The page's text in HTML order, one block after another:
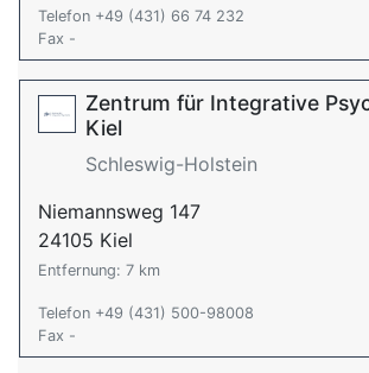
Telefon +49 (431) 66 74 232
Fax -
Zentrum für Integrative
Kiel
Schleswig-Holstein
Niemannsweg 147
24105 Kiel
Entfernung: 7 km
Telefon +49 (431) 500-98008
Fax -